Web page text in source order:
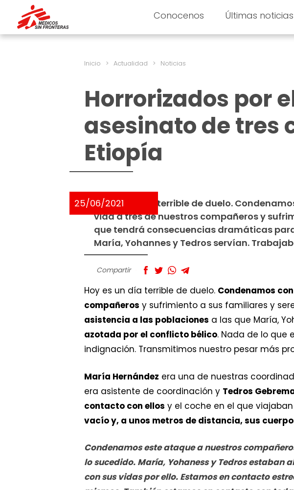
Conocenos Últimas noticias
Inicio > Actualidad > Noticias
Horrorizados por
asesinato de tres
Etiopía
25/06/2021
Hoy es un día terrible de duelo.
vida a tres de nuestros compañeros y
que tendrá consecuencias dramáticas
María, Yohannes y Tedros servían.
Compartir
Hoy es un día terrible de duelo. Condenamos
compañeros y sufrimiento a sus familiares y
asistencia a las poblaciones a las que María,
azotada por el conflicto bélico. Nada de lo que
indignación. Transmitimos nuestro pesar más
María Hernández era una de nuestras
era asistente de coordinación y Tedros
contacto con ellos y el coche en el que
vacío y, a unos metros de distancia, sus
Condenamos este ataque a nuestros
lo sucedido. María, Yohaness y Tedros
con sus vidas por ello. Estamos en contacto